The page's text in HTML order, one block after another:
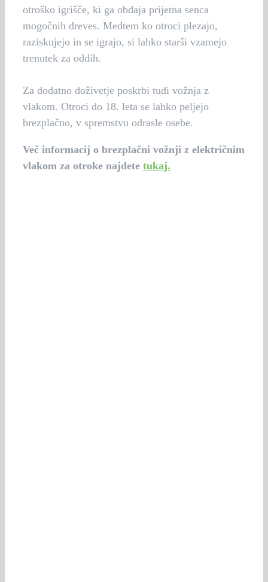
otroško igrišče, ki ga obdaja prijetna senca
mogočnih dreves. Medtem ko otroci plezajo,
raziskujejo in se igrajo, si lahko starši vzamejo
trenutek za oddih.
Za dodatno doživetje poskrbi tudi vožnja z
vlakom. Otroci do 18. leta se lahko peljejo
brezplačno, v spremstvu odrasle osebe.
Več informacij o brezplačni vožnji z električnim
vlakom za otroke najdete tukaj.